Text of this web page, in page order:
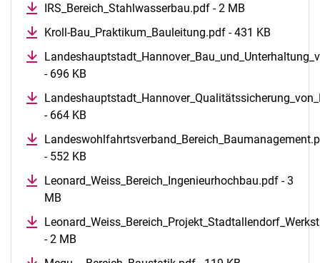
IRS_Bereich_Stahlwasserbau.pdf - 2 MB
Kroll-Bau_Praktikum_Bauleitung.pdf - 431 KB
- 696 KB
- 664 KB
- 552 KB
Leonard_Weiss_Bereich_Ingenieurhochbau.pdf - 3
MB
- 2 MB